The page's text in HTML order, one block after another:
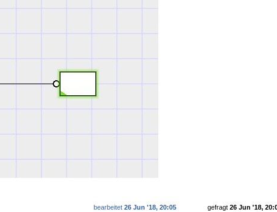
gefragt 26 Jun '18,
bearbeitet 26 Jun '18, 20:05